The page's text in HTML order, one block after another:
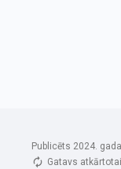
Publicēts 2024.
Gatavs